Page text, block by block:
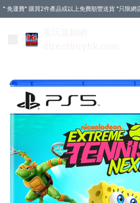
* 免運費* 購買2件產品或以上免費順豐送貨 *只限網